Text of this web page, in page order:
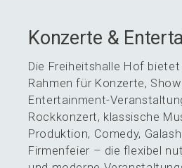
Konzer­te &
Die Freiheits­hal­le Hof
Rahmen für Konzer­te,
Enter­tain­ment-
Rockkon­zert, klassi­sche
Produk­ti­on, Comedy,
Firmen­fei­er – die flexi­bel